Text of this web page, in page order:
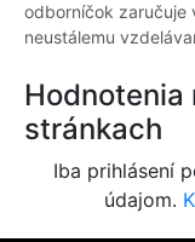
odborníčok zaručuje
neustálemu
stránkach
Iba prihlásení
údajom.